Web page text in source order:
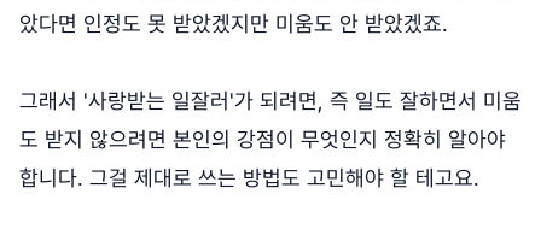
았다면 인정도 못 받았겠지만 미움도 안 받았겠죠.
그래서 '사랑받는 일잘러'가 되려면, 즉 일도 잘하면서 미움
도 받지 않으려면 본인의 강점이 무엇인지 정확히 알아야
합니다. 그걸 제대로 쓰는 방법도 고민해야 할 테고요.